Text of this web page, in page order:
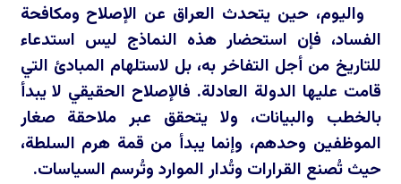
واليوم، حين يتحدث العراق عن الإصلاح ومكافحة
الفساد، فإن استحضار هذه النماذج ليس استدعاء
للتاريخ من أجل التفاخر به، بل لاستلهام المبادئ التي
قامت عليها الدولة العادلة. فالإصلاح الحقيقي لا يبدأ
بالخطب والبيانات، ولا يتحقق عبر ملاحقة صغار
الموظفين وحدهم، وإنما يبدأ من قمة هرم السلطة،
حيث تُصنع القرارات وتُدار الموارد وتُرسم السياسات.